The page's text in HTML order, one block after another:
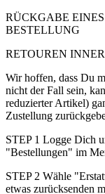
RÜCKGABE
BESTELLUNG
RETOUREN
Wir hoffen, dass Du
nicht der Fall sein,
reduzierter Artikel)
Zustellung
STEP 1 Logge Dich
"Bestellungen" im
STEP 2 Wähle
etwas zurücksenden